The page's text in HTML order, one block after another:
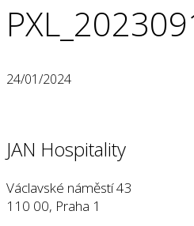
24/01/2024
JAN Hospitality
Václavské náměstí 43
110 00, Praha 1